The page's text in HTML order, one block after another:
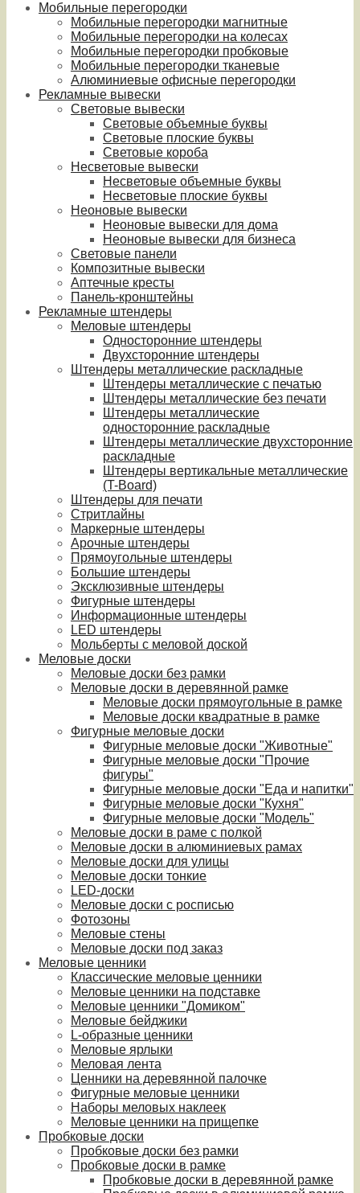
Мобильные перегородки
Мобильные перегородки магнитные
Мобильные перегородки на колесах
Мобильные перегородки пробковые
Мобильные перегородки тканевые
Алюминиевые офисные перегородки
Рекламные вывески
Световые вывески
Световые объемные буквы
Световые плоские буквы
Световые короба
Несветовые вывески
Несветовые объемные буквы
Несветовые плоские буквы
Неоновые вывески
Неоновые вывески для дома
Неоновые вывески для бизнеса
Световые панели
Композитные вывески
Аптечные кресты
Панель-кронштейны
Рекламные штендеры
Меловые штендеры
Односторонние штендеры
Двухсторонние штендеры
Штендеры металлические раскладные
Штендеры металлические с печатью
Штендеры металлические без печати
Штендеры металлические
односторонние раскладные
Штендеры металлические двухсторонние
раскладные
Штендеры вертикальные металлические
(T-Board)
Штендеры для печати
Стритлайны
Маркерные штендеры
Арочные штендеры
Прямоугольные штендеры
Большие штендеры
Эксклюзивные штендеры
Фигурные штендеры
Информационные штендеры
LED штендеры
Мольберты с меловой доской
Меловые доски
Меловые доски без рамки
Меловые доски в деревянной рамке
Меловые доски прямоугольные в рамке
Меловые доски квадратные в рамке
Фигурные меловые доски
Фигурные меловые доски "Животные"
Фигурные меловые доски "Прочие
фигуры"
Фигурные меловые доски "Еда и напитки"
Фигурные меловые доски "Кухня"
Фигурные меловые доски "Модель"
Меловые доски в раме с полкой
Меловые доски в алюминиевых рамах
Меловые доски для улицы
Меловые доски тонкие
LED-доски
Меловые доски с росписью
Фотозоны
Меловые стены
Меловые доски под заказ
Меловые ценники
Классические меловые ценники
Меловые ценники на подставке
Меловые ценники "Домиком"
Меловые бейджики
L-образные ценники
Меловые ярлыки
Меловая лента
Ценники на деревянной палочке
Фигурные меловые ценники
Наборы меловых наклеек
Меловые ценники на прищепке
Пробковые доски
Пробковые доски без рамки
Пробковые доски в рамке
Пробковые доски в деревянной рамке